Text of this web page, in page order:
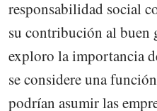
responsabilidad social
su contribución al buen
exploro la importancia
se considere una
podrían asumir las